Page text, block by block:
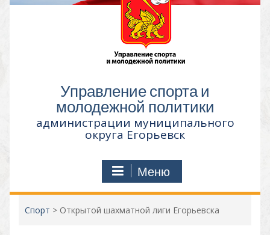
Управление спорта и
молодежной политики
администрации муниципального
округа Егорьевск
Меню
Спорт > Открытой шахматной лиги Егорьевска